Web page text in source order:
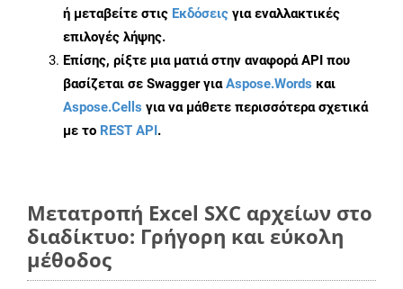
ή μεταβείτε στις Εκδόσεις για εναλλακτικές
επιλογές λήψης.
Επίσης, ρίξτε μια ματιά στην αναφορά API που
βασίζεται σε Swagger γιαAspose.Words και
Aspose.Cells για να μάθετε περισσότερα σχετικά
με το REST API.
Μετατροπή Excel SXC αρχείων στο
διαδίκτυο: Γρήγορη και εύκολη
μέθοδος